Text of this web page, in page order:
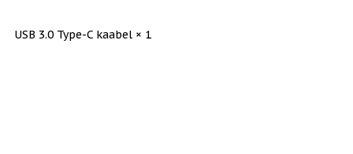
USB 3.0 Type-C kaabel × 1